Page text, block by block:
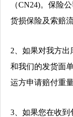
（CN24)。保险公
货损保险及索赔流
2 、如果对我方
和我们的发货面
运方申请赔付重
3 、如果您在收